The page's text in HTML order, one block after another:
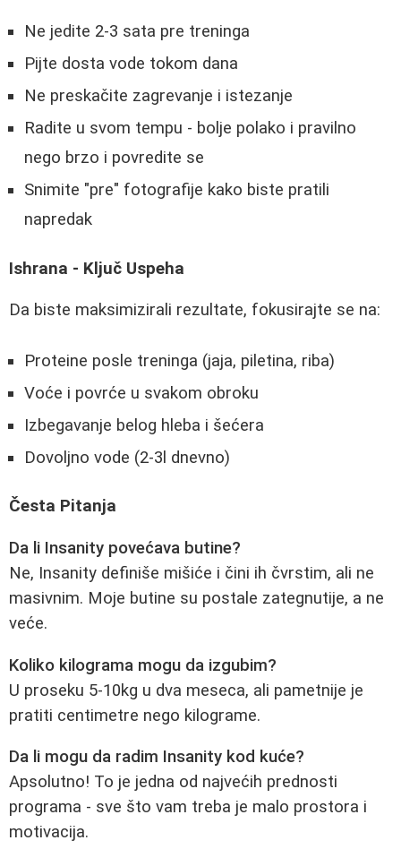
Ne jedite 2-3 sata pre treninga
Pijte dosta vode tokom dana
Ne preskačite zagrevanje i istezanje
Radite u svom tempu - bolje polako i pravilno
nego brzo i povredite se
Snimite "pre" fotografije kako biste pratili
napredak
Ishrana - Ključ Uspeha
Da biste maksimizirali rezultate, fokusirajte se na:
Proteine posle treninga (jaja, piletina, riba)
Voće i povrće u svakom obroku
Izbegavanje belog hleba i šećera
Dovoljno vode (2-3l dnevno)
Česta Pitanja
Da li Insanity povećava butine?
Ne, Insanity definiše mišiće i čini ih čvrstim, ali ne
masivnim. Moje butine su postale zategnutije, a ne
veće.
Koliko kilograma mogu da izgubim?
U proseku 5-10kg u dva meseca, ali pametnije je
pratiti centimetre nego kilograme.
Da li mogu da radim Insanity kod kuće?
Apsolutno! To je jedna od najvećih prednosti
programa - sve što vam treba je malo prostora i
motivacija.